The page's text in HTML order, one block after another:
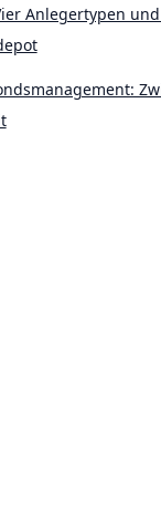
Anlegertypen